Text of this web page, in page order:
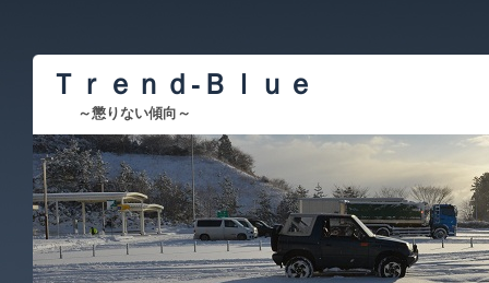
Ｔｒｅｎｄ-Ｂｌｕｅ
～懲りない傾向～